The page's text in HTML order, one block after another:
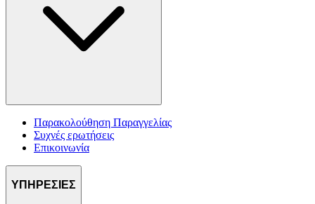
Παρακολούθηση Παραγγελίας
Συχνές ερωτήσεις
Επικοινωνία
ΥΠΗΡΕΣΙΕΣ